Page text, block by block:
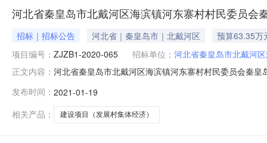
河北省秦皇岛市北戴河区海滨镇河东寨村村民委员
招标｜招标公告 河北省｜秦皇岛市｜北戴河区
预算63.35万
项目编号： ZJZB1-2020-065 招标单位： 河北省秦皇岛市北戴河
正文内容： 河北省秦皇岛市北戴河区海滨镇河东寨村村民委员会秦
会行政区域北戴河区公告时间2021年01月19日16:08获
发布时间： 2021-01-19
相关产品：
建设项目（发展村集体经济）